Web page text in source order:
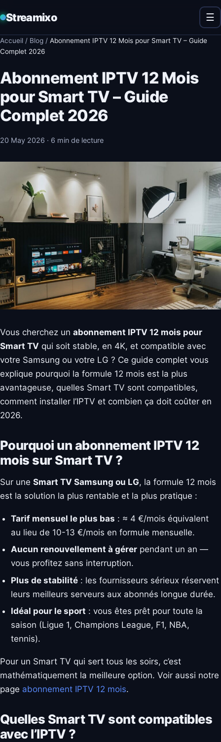
Streamixo ☰
Accueil / Blog / Abonnement IPTV 12 Mois pour Smart TV – Guide
Complet 2026
Abonnement IPTV 12 Mois
pour Smart TV – Guide
Complet 2026
20 May 2026 · 6 min de lecture
Vous cherchez un abonnement IPTV 12 mois pour
Smart TV qui soit stable, en 4K, et compatible avec
votre Samsung ou votre LG ? Ce guide complet vous
explique pourquoi la formule 12 mois est la plus
avantageuse, quelles Smart TV sont compatibles,
comment installer l’IPTV et combien ça doit coûter en
2026.
Pourquoi un abonnement IPTV 12
mois sur Smart TV ?
Sur une Smart TV Samsung ou LG, la formule 12 mois
est la solution la plus rentable et la plus pratique :
Tarif mensuel le plus bas : ≈ 4 €/mois équivalent
au lieu de 10-13 €/mois en formule mensuelle.
Aucun renouvellement à gérer pendant un an —
vous profitez sans interruption.
Plus de stabilité : les fournisseurs sérieux réservent
leurs meilleurs serveurs aux abonnés longue durée.
Idéal pour le sport : vous êtes prêt pour toute la
saison (Ligue 1, Champions League, F1, NBA,
tennis).
Pour un Smart TV qui sert tous les soirs, c’est
mathématiquement la meilleure option. Voir aussi notre
page abonnement IPTV 12 mois.
Quelles Smart TV sont compatibles
avec l’IPTV ?